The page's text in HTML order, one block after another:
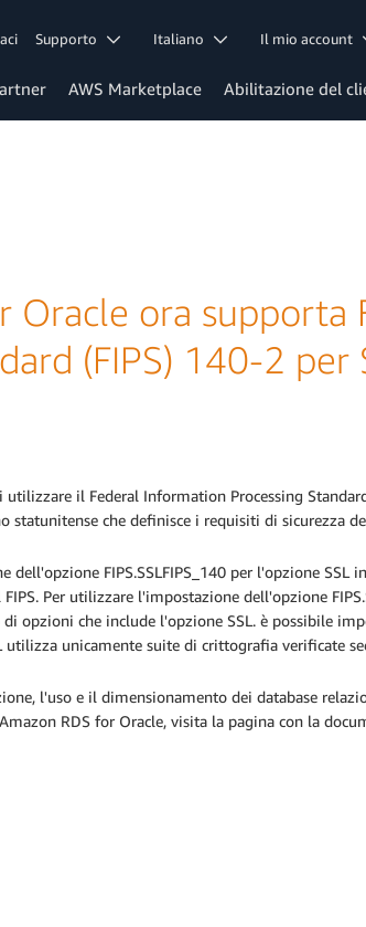
Supporto Italiano Il mio account
AWS Marketplace Abilitazione del
Oracle ora
(FIPS) 140-2 per
il Federal Information Processing
statunitense che definisce i requisiti di sicurezza
FIPS.SSLFIPS_140 per l'opzione SSL
Per utilizzare l'impostazione dell'opzione
opzioni che include l'opzione SSL. è possibile
utilizza unicamente suite di crittografia verificate
l'uso e il dimensionamento dei database
RDS for Oracle, visita la pagina con la